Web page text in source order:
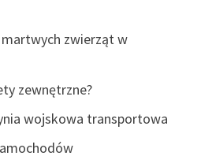
zwierząt w
zewnętrzne?
wojskowa transportowa